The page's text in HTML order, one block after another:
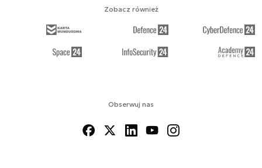
Obserwuj nas
Zobacz również